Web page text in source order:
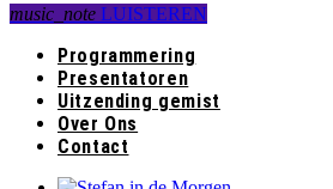
music_note LUISTEREN
Programmering
Presentatoren
Uitzending gemist
Over Ons
Contact